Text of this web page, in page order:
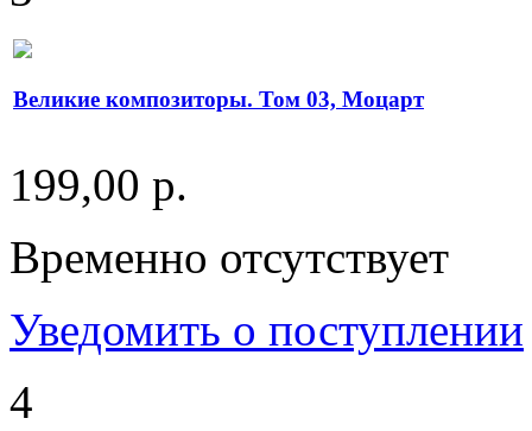
Великие композиторы. Том 03, Моцарт
199,00 р.
Временно отсутствует
Уведомить о поступлении
4